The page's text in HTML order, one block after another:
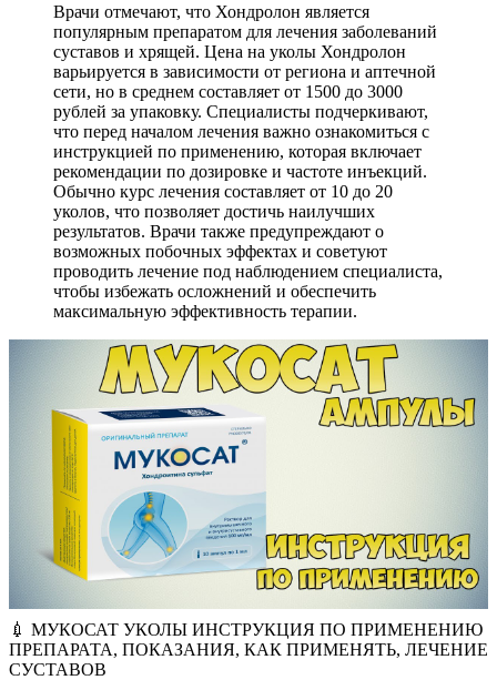
Врачи отмечают, что Хондролон является
популярным препаратом для лечения заболеваний
суставов и хрящей. Цена на уколы Хондролон
варьируется в зависимости от региона и аптечной
сети, но в среднем составляет от 1500 до 3000
рублей за упаковку. Специалисты подчеркивают,
что перед началом лечения важно ознакомиться с
инструкцией по применению, которая включает
рекомендации по дозировке и частоте инъекций.
Обычно курс лечения составляет от 10 до 20
уколов, что позволяет достичь наилучших
результатов. Врачи также предупреждают о
возможных побочных эффектах и советуют
проводить лечение под наблюдением специалиста,
чтобы избежать осложнений и обеспечить
максимальную эффективность терапии.
💉 МУКОСАТ УКОЛЫ ИНСТРУКЦИЯ ПО ПРИМЕНЕНИЮ
ПРЕПАРАТА, ПОКАЗАНИЯ, КАК ПРИМЕНЯТЬ, ЛЕЧЕНИЕ
СУСТАВОВ